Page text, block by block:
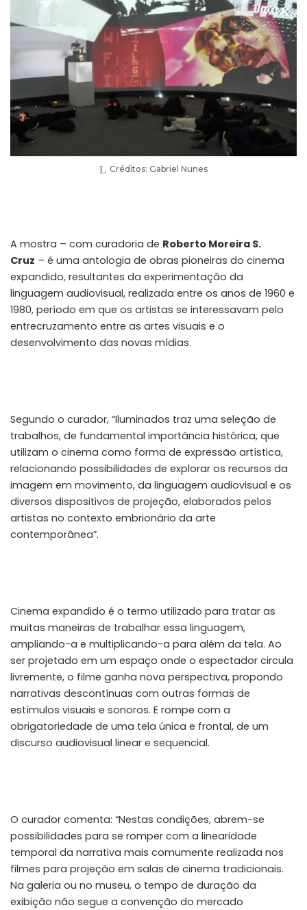
Créditos: Gabriel Nunes
A mostra – com curadoria de Roberto Moreira S.
Cruz – é uma antologia de obras pioneiras do cinema
expandido, resultantes da experimentação da
linguagem audiovisual, realizada entre os anos de 1960 e
1980, período em que os artistas se interessavam pelo
entrecruzamento entre as artes visuais e o
desenvolvimento das novas mídias.
Segundo o curador, “Iluminados traz uma seleção de
trabalhos, de fundamental importância histórica, que
utilizam o cinema como forma de expressão artística,
relacionando possibilidades de explorar os recursos da
imagem em movimento, da linguagem audiovisual e os
diversos dispositivos de projeção, elaborados pelos
artistas no contexto embrionário da arte
contemporânea”.
Cinema expandido é o termo utilizado para tratar as
muitas maneiras de trabalhar essa linguagem,
ampliando-a e multiplicando-a para além da tela. Ao
ser projetado em um espaço onde o espectador circula
livremente, o filme ganha nova perspectiva, propondo
narrativas descontínuas com outras formas de
estímulos visuais e sonoros. E rompe com a
obrigatoriedade de uma tela única e frontal, de um
discurso audiovisual linear e sequencial.
O curador comenta: “Nestas condições, abrem-se
possibilidades para se romper com a linearidade
temporal da narrativa mais comumente realizada nos
filmes para projeção em salas de cinema tradicionais.
Na galeria ou no museu, o tempo de duração da
exibição não segue a convenção do mercado